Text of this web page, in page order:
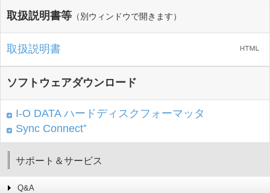
取扱説明書等 （別ウィンドウで開きます）
取扱説明書
ソフトウェアダウンロード
I-O DATA ハードディスクフォーマッタ
Sync Connect⁺
サポート＆サービス
Q&A